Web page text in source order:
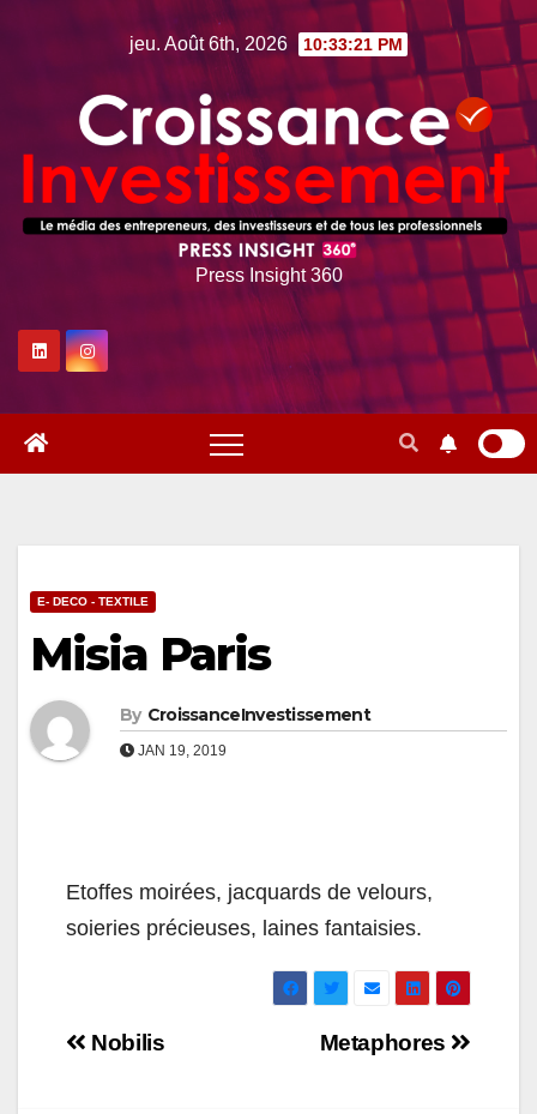
jeu. Août 6th, 2026 10:33:22 PM
Press Insight 360
E- DECO - TEXTILE
Misia Paris
By CroissanceInvestissement
JAN 19, 2019
Etoffes moirées, jacquards de velours,
soieries précieuses, laines fantaisies.
Navigation
Metaphores
Nobilis